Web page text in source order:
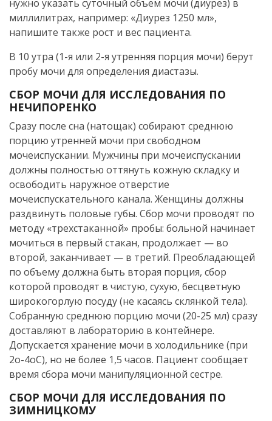
нужно указать суточный объем мочи (диурез) в
миллилитрах, например: «Диурез 1250 мл»,
напишите также рост и вес пациента.
В 10 утра (1-я или 2-я утренняя порция мочи) берут
пробу мочи для определения диастазы.
СБОР МОЧИ ДЛЯ ИССЛЕДОВАНИЯ ПО
НЕЧИПОРЕНКО
Сразу после сна (натощак) собирают среднюю
порцию утренней мочи при свободном
мочеиспускании. Мужчины при мочеиспускании
должны полностью оттянуть кожную складку и
освободить наружное отверстие
мочеиспускательного канала. Женщины должны
раздвинуть половые губы. Сбор мочи проводят по
методу «трехстаканной» пробы: больной начинает
мочиться в первый стакан, продолжает — во
второй, заканчивает — в третий. Преобладающей
по объему должна быть вторая порция, сбор
которой проводят в чистую, сухую, бесцветную
широкогорлую посуду (не касаясь склянкой тела).
Собранную среднюю порцию мочи (20-25 мл) сразу
доставляют в лабораторию в контейнере.
Допускается хранение мочи в холодильнике (при
2o-4oС), но не более 1,5 часов. Пациент сообщает
время сбора мочи манипуляционной сестре.
СБОР МОЧИ ДЛЯ ИССЛЕДОВАНИЯ ПО
ЗИМНИЦКОМУ